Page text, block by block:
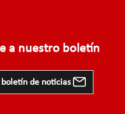
a nuestro boletín
de noticias